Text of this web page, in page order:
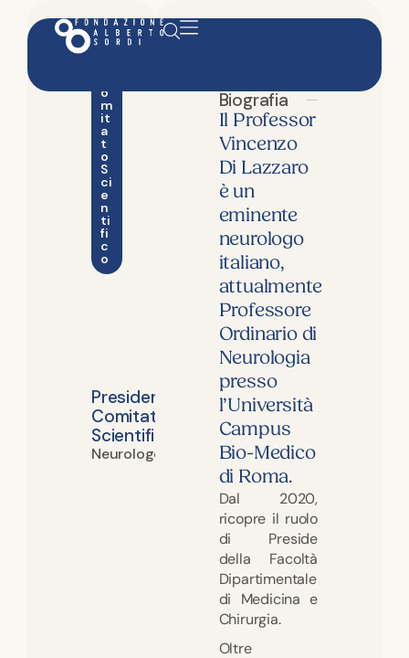
o
m
it
a
t
o
S
ci
e
n
ti
fi
c
o
Presidente
Comitato
Scientifico
Neurologo
Biografia
Il Professor
Vincenzo
Di Lazzaro
è un
eminente
neurologo
italiano,
attualmente
Professore
Ordinario di
Neurologia
presso
l’Università
Campus
Bio-Medico
di Roma.
Dal 2020,
ricopre il ruolo
di Preside
della Facoltà
Dipartimentale
di Medicina e
Chirurgia.
Oltre